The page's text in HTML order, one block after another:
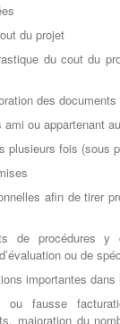
du projet
du cout du
des
ami ou appartenant
plusieurs fois (sous
afin de tirer
de procédures y
ou de
importantes
ou fausse
majoration du